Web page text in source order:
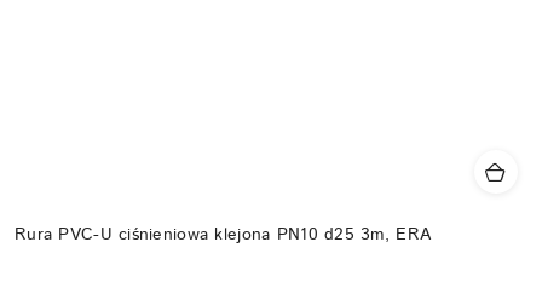
Rura PVC-U ciśnieniowa klejona PN10 d25 3m, ERA